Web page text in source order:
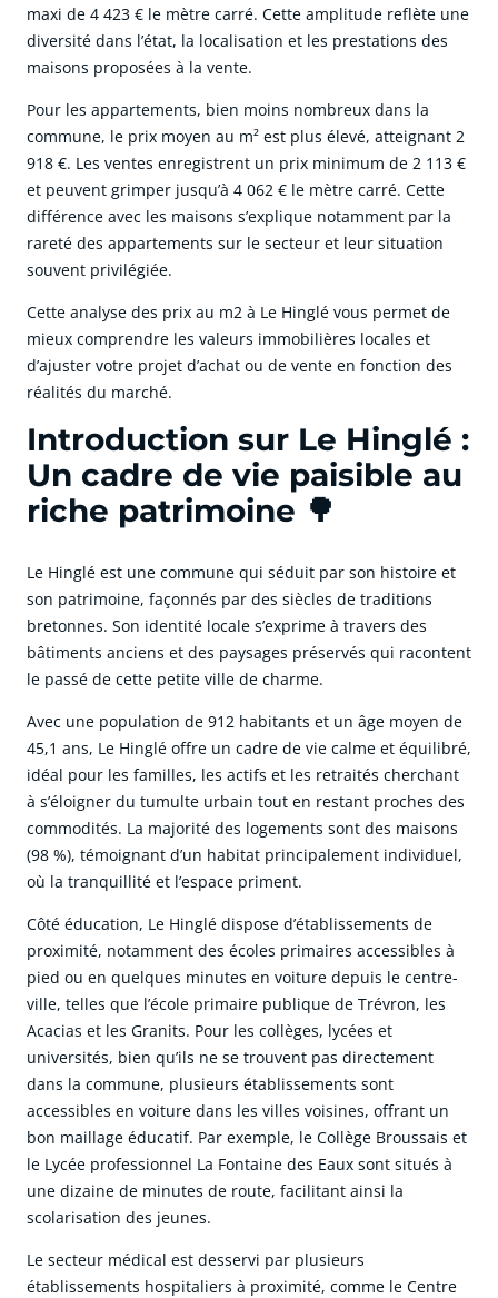
maxi de 4 423 € le mètre carré. Cette amplitude reflète une
diversité dans l’état, la localisation et les prestations des
maisons proposées à la vente.
Pour les appartements, bien moins nombreux dans la
commune, le prix moyen au m² est plus élevé, atteignant 2
918 €. Les ventes enregistrent un prix minimum de 2 113 €
et peuvent grimper jusqu’à 4 062 € le mètre carré. Cette
différence avec les maisons s’explique notamment par la
rareté des appartements sur le secteur et leur situation
souvent privilégiée.
Cette analyse des prix au m2 à Le Hinglé vous permet de
mieux comprendre les valeurs immobilières locales et
d’ajuster votre projet d’achat ou de vente en fonction des
réalités du marché.
Introduction sur Le Hinglé :
Un cadre de vie paisible au
riche patrimoine 🌳
Le Hinglé est une commune qui séduit par son histoire et
son patrimoine, façonnés par des siècles de traditions
bretonnes. Son identité locale s’exprime à travers des
bâtiments anciens et des paysages préservés qui racontent
le passé de cette petite ville de charme.
Avec une population de 912 habitants et un âge moyen de
45,1 ans, Le Hinglé offre un cadre de vie calme et équilibré,
idéal pour les familles, les actifs et les retraités cherchant
à s’éloigner du tumulte urbain tout en restant proches des
commodités. La majorité des logements sont des maisons
(98 %), témoignant d’un habitat principalement individuel,
où la tranquillité et l’espace priment.
Côté éducation, Le Hinglé dispose d’établissements de
proximité, notamment des écoles primaires accessibles à
pied ou en quelques minutes en voiture depuis le centre-
ville, telles que l’école primaire publique de Trévron, les
Acacias et les Granits. Pour les collèges, lycées et
universités, bien qu’ils ne se trouvent pas directement
dans la commune, plusieurs établissements sont
accessibles en voiture dans les villes voisines, offrant un
bon maillage éducatif. Par exemple, le Collège Broussais et
le Lycée professionnel La Fontaine des Eaux sont situés à
une dizaine de minutes de route, facilitant ainsi la
scolarisation des jeunes.
Le secteur médical est desservi par plusieurs
établissements hospitaliers à proximité, comme le Centre